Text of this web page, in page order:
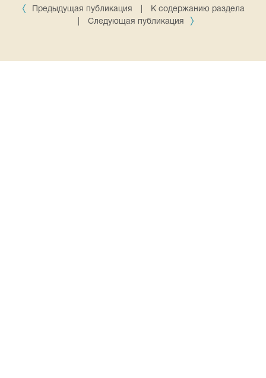
Предыдущая публикация
К содержанию раздела
Следующая публикация